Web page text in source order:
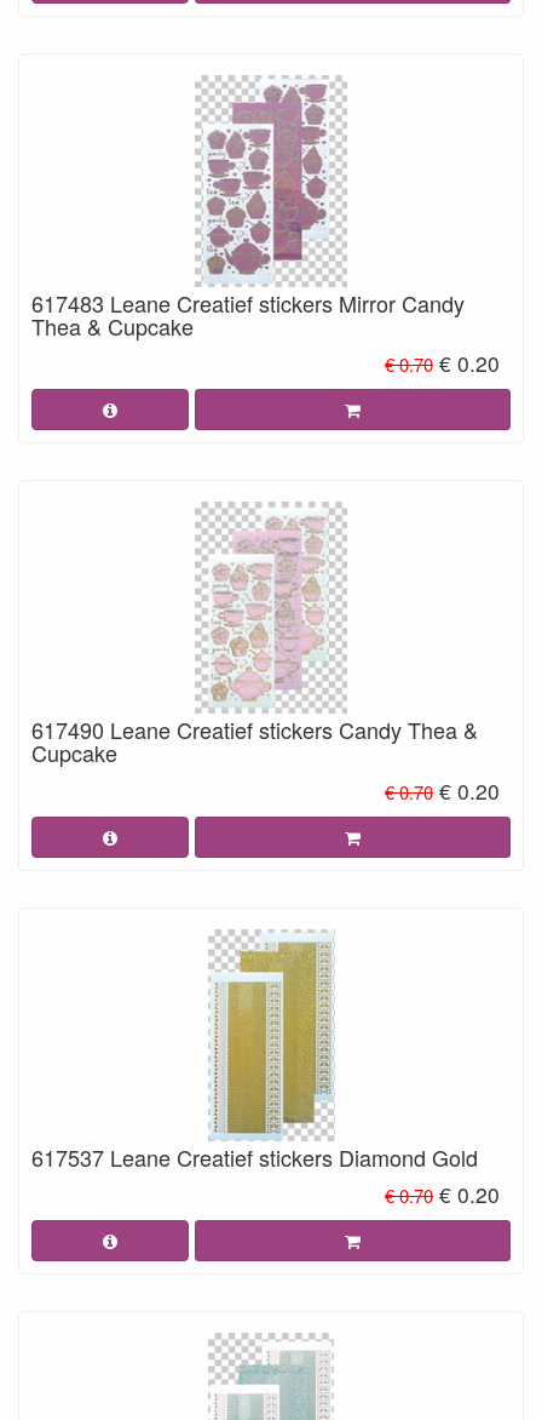
617483 Leane Creatief stickers Mirror Candy
Thea & Cupcake
€ 0.70 € 0.20
617490 Leane Creatief stickers Candy Thea &
Cupcake
€ 0.70 € 0.20
617537 Leane Creatief stickers Diamond Gold
€ 0.70 € 0.20